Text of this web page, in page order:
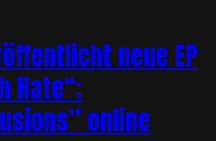
neue EP
Hate“;
online